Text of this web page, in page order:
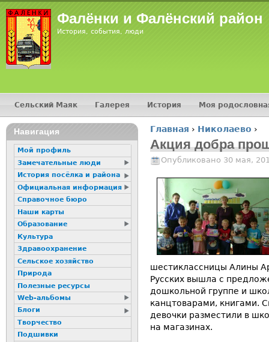
Фалёнки и Фалёнский район
История, события, люди
Вы здесь
Главная › Николаево ›
Акция добра
Опубликовано 30 мая,
шестиклассницы Алины
Русских вышла с
дошкольной группе и
канцтоварами, книгами.
девочки разместили в
на магазинах.
Главное меню
Сельский Маяк Галерея История Моя
16+
Навигация
Мой профиль
Замечательные люди
История посёлка и района
Официальная информация
Справочное бюро
Наши карты
Образование
Культура
Здравоохранение
Сельское хозяйство
Природа
Полезные ресурсы
Web-альбомы
Блоги
Творчество
Подшивки